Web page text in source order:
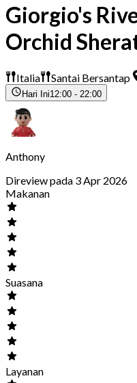
Giorgio's
Orchid
Italia Santai Bersantap
Hari Ini12:00 - 22:00
Anthony
Direview pada 3 Apr 2026
Makanan
Suasana
Layanan